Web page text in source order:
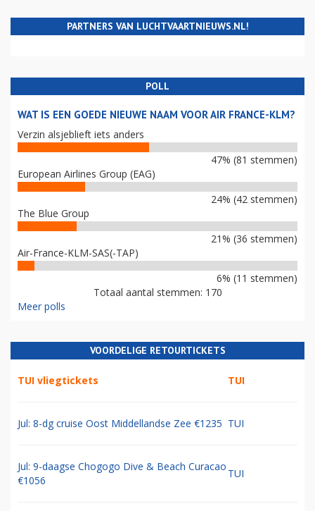
PARTNERS VAN LUCHTVAARTNIEUWS.NL!
POLL
WAT IS EEN GOEDE NIEUWE NAAM VOOR AIR FRANCE-KLM?
Verzin alsjeblieft iets anders
47% (81 stemmen)
European Airlines Group (EAG)
24% (42 stemmen)
The Blue Group
21% (36 stemmen)
Air-France-KLM-SAS(-TAP)
6% (11 stemmen)
Totaal aantal stemmen: 170
Meer polls
VOORDELIGE RETOURTICKETS
TUI vliegtickets TUI
Jul: 8-dg cruise Oost Middellandse Zee €1235 TUI
Jul: 9-daagse Chogogo Dive & Beach Curacao
€1056
TUI